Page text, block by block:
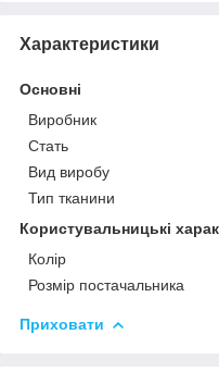
Характеристики
Основні
Виробник
Стать
Вид виробу
Тип тканини
Користувальницькі
Колір
Розмір постачальника
Приховати